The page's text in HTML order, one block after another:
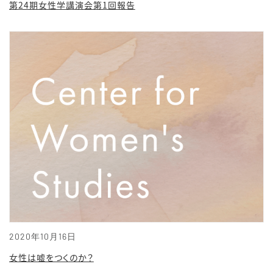
第24期女性学講演会第1回報告
2020年10月16日
女性は嘘をつくのか？